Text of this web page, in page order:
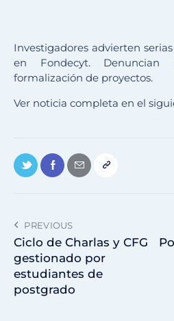
Investigadores advierten
en Fondecyt. Denuncian
formalización de proyectos.
Ver noticia completa en el
PREVIOUS
Ciclo de Charlas y CFG
gestionado por
estudiantes de
postgrado